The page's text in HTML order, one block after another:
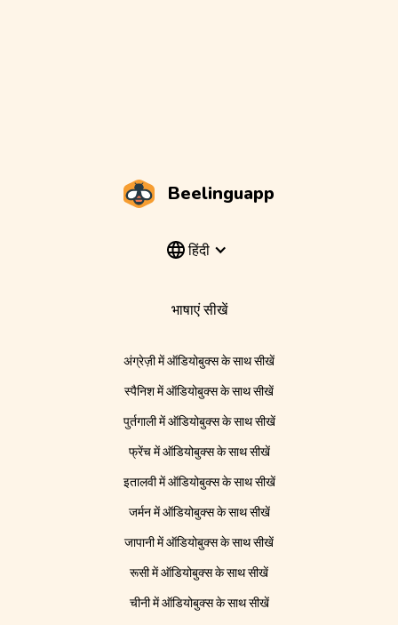
Beelinguapp
हिंदी
भाषाएं सीखें
अंग्रेज़ी में ऑडियोबुक्स के साथ सीखें
स्पैनिश में ऑडियोबुक्स के साथ सीखें
पुर्तगाली में ऑडियोबुक्स के साथ सीखें
फ्रेंच में ऑडियोबुक्स के साथ सीखें
इतालवी में ऑडियोबुक्स के साथ सीखें
जर्मन में ऑडियोबुक्स के साथ सीखें
जापानी में ऑडियोबुक्स के साथ सीखें
रूसी में ऑडियोबुक्स के साथ सीखें
चीनी में ऑडियोबुक्स के साथ सीखें